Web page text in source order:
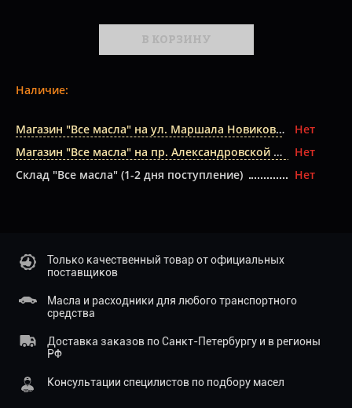
В КОРЗИНУ
Наличие:
Магазин "Все масла" на ул. Маршала Новикова
Нет
Магазин "Все масла" на пр. Александровской Фермы
Нет
Склад "Все масла" (1-2 дня поступление)
Нет
Только качественный товар от официальных
поставщиков
Масла и расходники для любого транспортного
средства
Доставка заказов по Санкт-Петербургу и в регионы
РФ
Консультации специлистов по подбору масел